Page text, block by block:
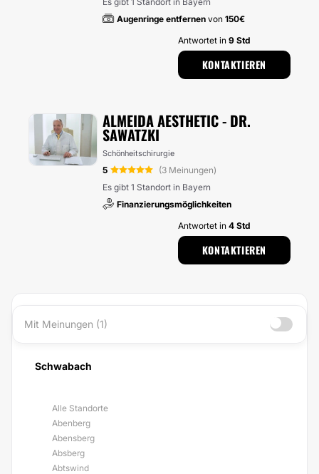
Augenringe entfernen von 150€
Antwortet in 9 Std
KONTAKTIEREN
ALMEIDA AESTHETIC - DR.
SAWATZKI
Schönheitschirurgie
5
(3 Meinungen)
Es gibt 1 Standort in Bayern
Finanzierungsmöglichkeiten
Antwortet in 4 Std
KONTAKTIEREN
Mit Meinungen (1)
Schwabach
Alle Standorte
Abenberg
Abensberg
Absberg
Abtswind